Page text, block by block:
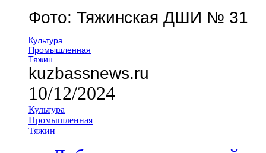
Фото: Тяжинская ДШИ № 31
Культура
Промышленная
Тяжин
kuzbassnews.ru
10/12/2024
Культура
Промышленная
Тяжин